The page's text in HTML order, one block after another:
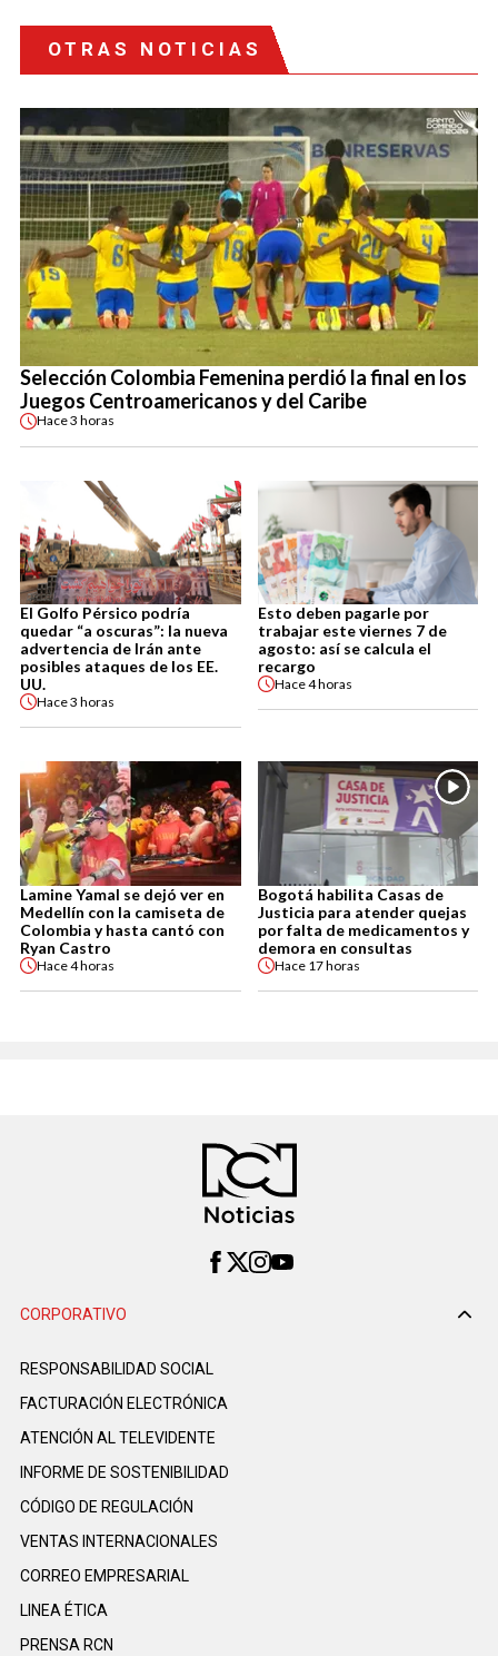
OTRAS NOTICIAS
Selección Colombia Femenina perdió la final en los
Juegos Centroamericanos y del Caribe
Hace3 horas
El Golfo Pérsico podría
quedar “a oscuras”: la nueva
advertencia de Irán ante
posibles ataques de los EE.
UU.
Hace3 horas
Esto deben pagarle por
trabajar este viernes 7 de
agosto: así se calcula el
recargo
Hace4 horas
Lamine Yamal se dejó ver en
Medellín con la camiseta de
Colombia y hasta cantó con
Ryan Castro
Hace4 horas
Bogotá habilita Casas de
Justicia para atender quejas
por falta de medicamentos y
demora en consultas
Hace 17 horas
CORPORATIVO
RESPONSABILIDAD SOCIAL
FACTURACIÓN ELECTRÓNICA
ATENCIÓN AL TELEVIDENTE
INFORME DE SOSTENIBILIDAD
CÓDIGO DE REGULACIÓN
VENTAS INTERNACIONALES
CORREO EMPRESARIAL
LINEA ÉTICA
PRENSA RCN